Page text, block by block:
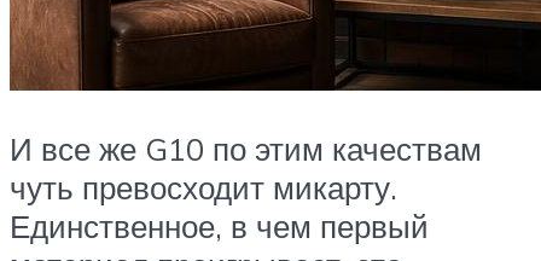
И все же G10 по этим качествам
чуть превосходит микарту.
Единственное, в чем первый